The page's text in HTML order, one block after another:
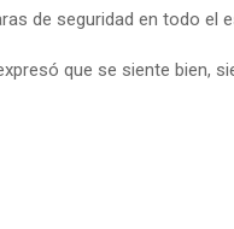
de seguridad en todo el
que se siente bien,